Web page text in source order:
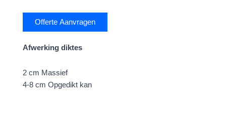
Offerte Aanvragen
Afwerking diktes
2 cm Massief
4-8 cm Opgedikt kan